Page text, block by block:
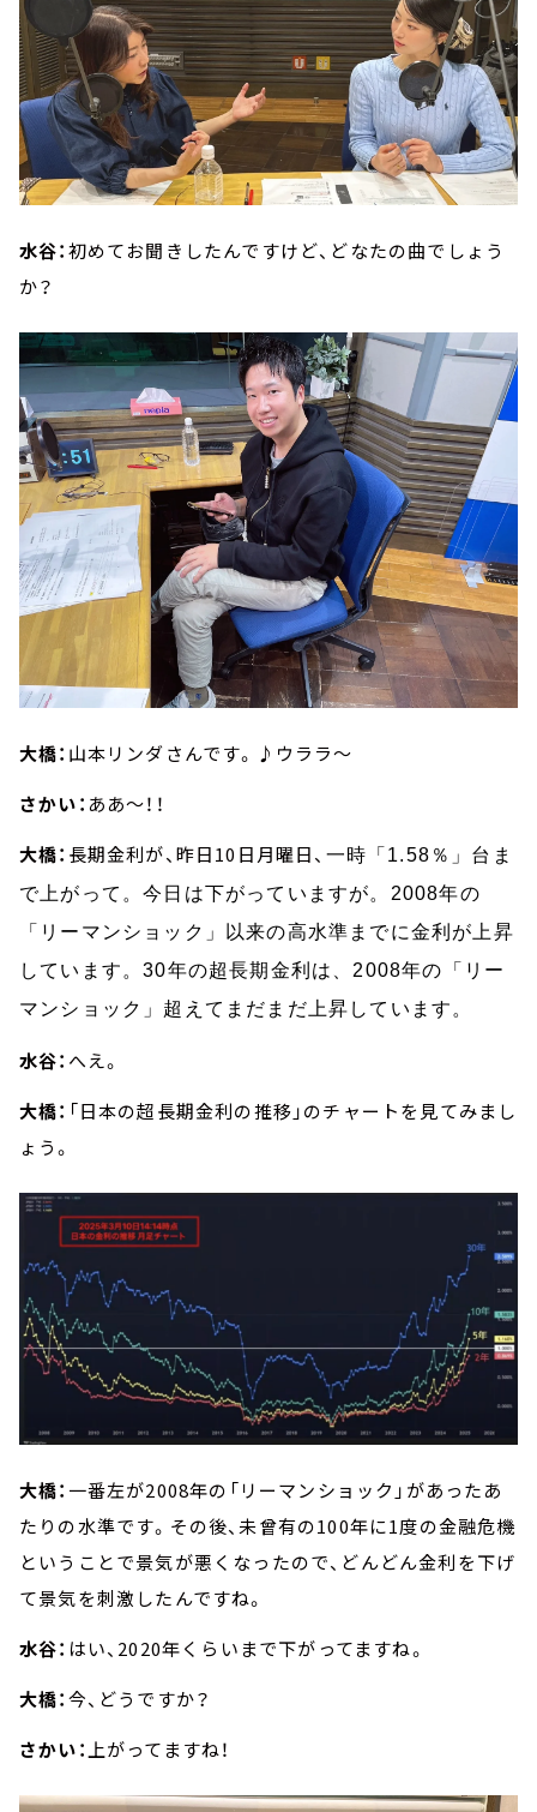
水谷：初めてお聞きしたんですけど、どなたの曲でしょう
か？
大橋： 山本リンダさんです。♪ウララ～
さかい： ああ～！！
大橋： 長期金利が、昨日10日月曜日、 一時「 1.58 ％」台ま
で上がって。今日は下がっていますが。2008年の
「リーマンショック」以来の高水準までに金利が上昇
しています。30年の超長期金利は、2008年の「リー
マンショック」超えてまだまだ上昇しています。
水谷： へえ。
大橋： 「日本の超長期金利の推移」のチャートを見てみまし
ょう。
大橋： 一番左が2008年の「リーマンショック」があったあ
たりの水準です。その後、未曾有の100年に1度の金融危機
ということで景気が悪くなったので、どんどん金利を下げ
て景気を刺激したんですね。
水谷： はい、2020年くらいまで下がってますね。
大橋：今、どうですか？
さかい： 上がってますね！